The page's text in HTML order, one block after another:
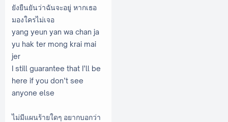
ยังยืนยันว่าฉันจะอยู่ หากเธอ
มองใครไม่เจอ
yang yeun yan wa chan ja
yu hak ter mong krai mai
jer
I still guarantee that I’ll be
here if you don’t see
anyone else
ไม่มีแผนร้ายใดๆ อยากบอกว่า